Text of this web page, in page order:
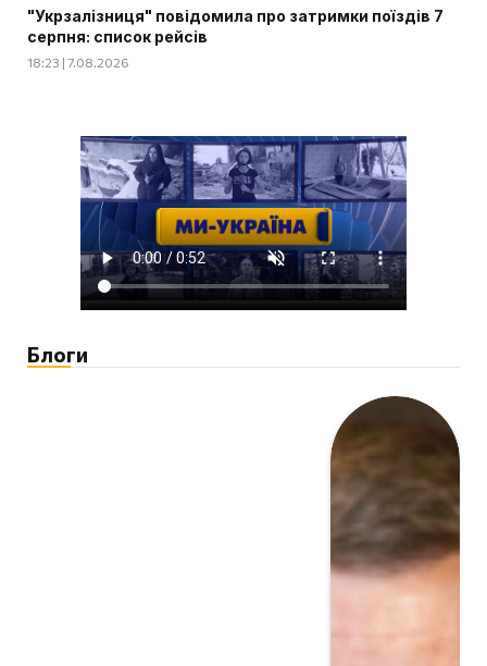
"Укрзалізниця" повідомила про затримки поїздів 7
серпня: список рейсів
18:23 | 7.08.2026
Блоги